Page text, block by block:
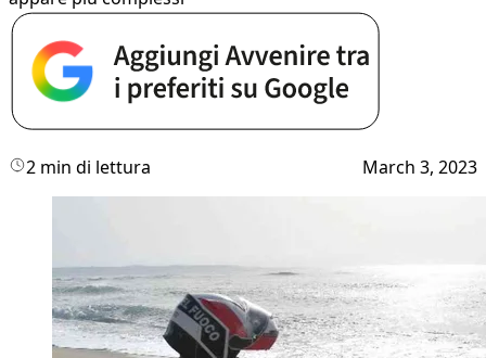
2 min di lettura March 3, 2023